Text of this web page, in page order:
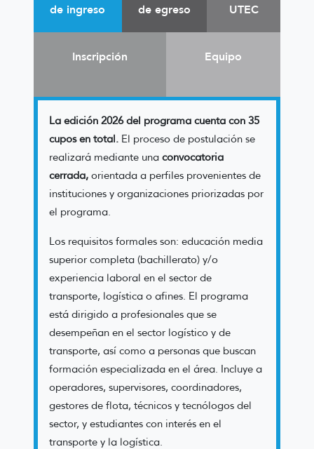
de ingreso
de egreso
UTEC
Inscripción Equipo
La edición 2026 del programa cuenta con 35
cupos en total. El proceso de postulación se
realizará mediante una convocatoria
cerrada, orientada a perfiles provenientes de
instituciones y organizaciones priorizadas por
el programa.
Los requisitos formales son: educación media
superior completa (bachillerato) y/o
experiencia laboral en el sector de
transporte, logística o afines. El programa
está dirigido a profesionales que se
desempeñan en el sector logístico y de
transporte, así como a personas que buscan
formación especializada en el área. Incluye a
operadores, supervisores, coordinadores,
gestores de flota, técnicos y tecnólogos del
sector, y estudiantes con interés en el
transporte y la logística.